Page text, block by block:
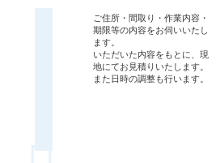
ご住所・間取り・作業内容・
期限等の内容をお伺いいたし
ます。
いただいた内容をもとに、現
地にてお見積りいたします。
また日時の調整も行います。